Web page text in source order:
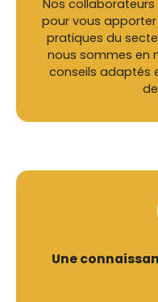
Nos
pour vous
pratiques du
nous sommes en
conseils adaptés
Une